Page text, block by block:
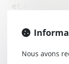
et les
Il s'articule
Nous avons